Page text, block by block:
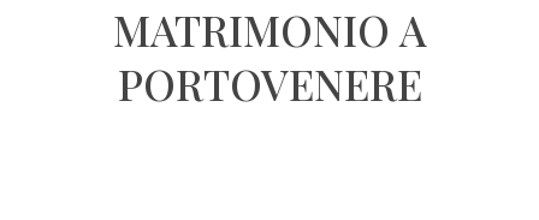
MATRIMONIO A
PORTOVENERE